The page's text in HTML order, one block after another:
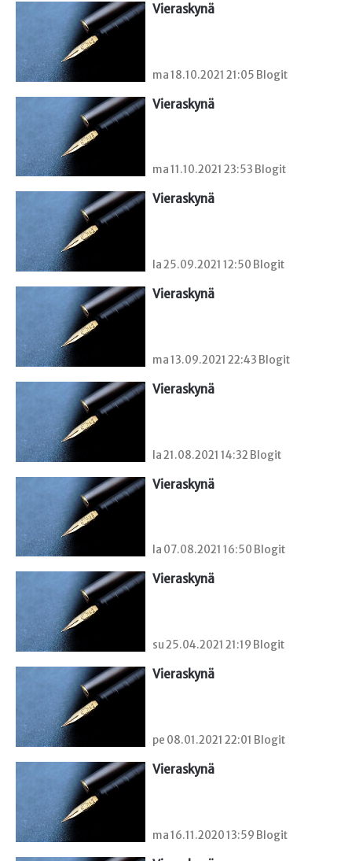
Vieraskynä
ma 18.10.2021 21:05 Blogit
Vieraskynä
ma 11.10.2021 23:53 Blogit
Vieraskynä
la 25.09.2021 12:50 Blogit
Vieraskynä
ma 13.09.2021 22:43 Blogit
Vieraskynä
la 21.08.2021 14:32 Blogit
Vieraskynä
la 07.08.2021 16:50 Blogit
Vieraskynä
su 25.04.2021 21:19 Blogit
Vieraskynä
pe 08.01.2021 22:01 Blogit
Vieraskynä
ma 16.11.2020 13:59 Blogit